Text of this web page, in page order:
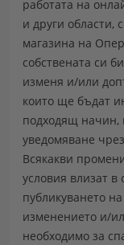
работата на
и други области,
магазина на
собствената си
изменя и/или
които ще бъдат
подходящ начин,
уведомяване
Всякакви
условия влизат в
публикуването
изменението и/
необходимо за